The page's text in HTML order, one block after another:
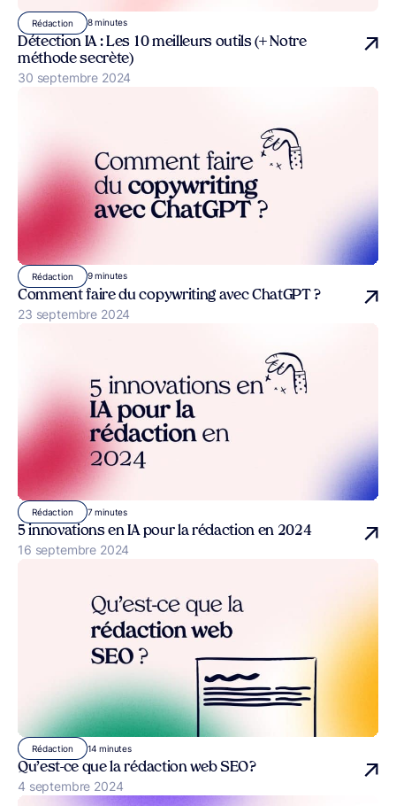
Rédaction 8 minutes
Détection IA : Les 10 meilleurs outils (+ Notre
méthode secrète)
Publié le
30 septembre 2024
Rédaction 9 minutes
Comment faire du copywriting avec ChatGPT ?
Publié le
23 septembre 2024
Rédaction 7 minutes
5 innovations en IA pour la rédaction en 2024
Publié le
16 septembre 2024
Rédaction 14 minutes
Qu’est-ce que la rédaction web SEO ?
Publié le
4 septembre 2024